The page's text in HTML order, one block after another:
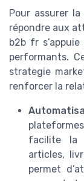
Pour assurer
répondre aux
b2b fr
performants.
strategie
renforcer la
facilite la
articles,
permet